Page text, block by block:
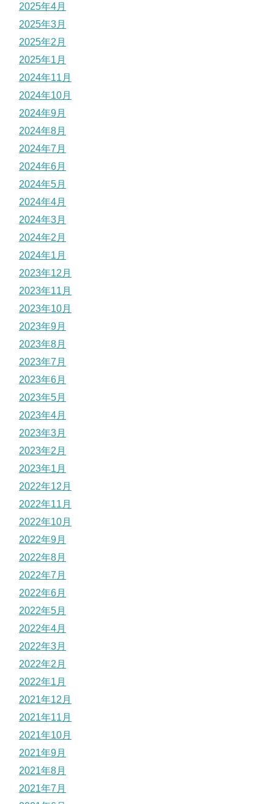
2025年4月
2025年3月
2025年2月
2025年1月
2024年11月
2024年10月
2024年9月
2024年8月
2024年7月
2024年6月
2024年5月
2024年4月
2024年3月
2024年2月
2024年1月
2023年12月
2023年11月
2023年10月
2023年9月
2023年8月
2023年7月
2023年6月
2023年5月
2023年4月
2023年3月
2023年2月
2023年1月
2022年12月
2022年11月
2022年10月
2022年9月
2022年8月
2022年7月
2022年6月
2022年5月
2022年4月
2022年3月
2022年2月
2022年1月
2021年12月
2021年11月
2021年10月
2021年9月
2021年8月
2021年7月